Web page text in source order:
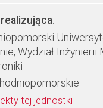
:
Wydział Inżynierii
tej jednostki